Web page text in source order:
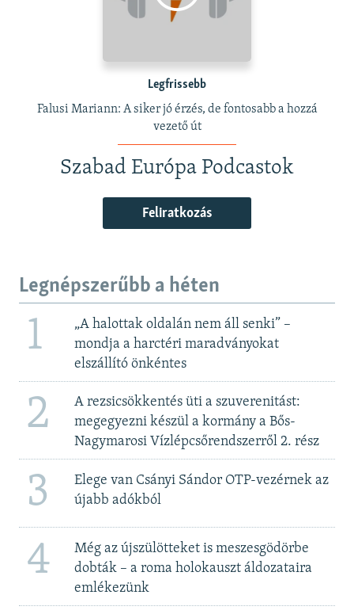
Legfrissebb
Falusi Mariann: A siker jó érzés, de fontosabb a hozzá
vezető út
Szabad Európa Podcastok
Feliratkozás
Legnépszerűbb a héten
1
„A halottak oldalán nem áll senki” –
mondja a harctéri maradványokat
elszállító önkéntes
2
A rezsicsökkentés üti a szuverenitást:
megegyezni készül a kormány a Bős-
Nagymarosi Vízlépcsőrendszerről 2. rész
3
Elege van Csányi Sándor OTP-vezérnek az
újabb adókból
4
Még az újszülötteket is meszesgödörbe
dobták – a roma holokauszt áldozataira
emlékezünk